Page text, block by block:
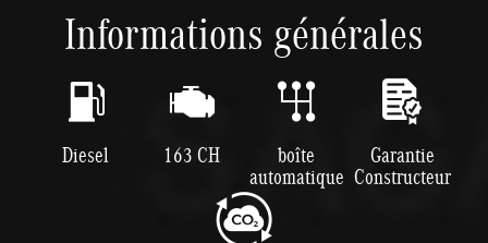
Informations générales
Diesel 163 CH boîte
automatique
Garantie
Constructeur